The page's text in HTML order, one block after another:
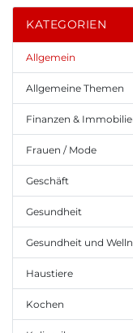
KATEGORIEN
Allgemein
Allgemeine Themen
Finanzen &
Frauen / Mode
Geschäft
Gesundheit
Gesundheit und
Haustiere
Kochen